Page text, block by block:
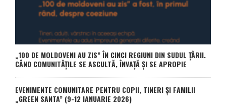
„100 DE MOLDOVENI AU ZIS” ÎN CINCI REGIUNI DIN SUDUL ȚĂRII.
CÂND COMUNITĂȚILE SE ASCULTĂ, ÎNVAȚĂ ȘI SE APROPIE
EVENIMENTE COMUNITARE PENTRU COPII, TINERI ȘI FAMILII
„GREEN SANTA” (9-12 IANUARIE 2026)